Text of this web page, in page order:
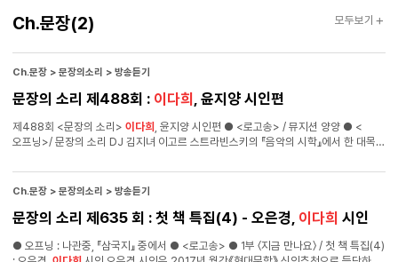
Ch.문장(2)
Ch.문장 > 문장의소리 > 방송듣기
문장의 소리 제488회 : 이다희 , 윤지양 시인편
제488회 <문장의 소리> 이다희 , 윤지양 시인편 ● <로고송> / 뮤지션 양양 ● <
오프닝>/ 문장의 소리 DJ 김지녀 이고르 스트라빈스키의 『음악의 시학』에서 한 대목
당선자 특집입니다. 488회에서는 시 부문 당선자이다희시인과 윤지양 시인을
초대했습니다.이다희 시인은 조선대학교 문예창작학과 대학원 석사과정을 수료
당선되었습니다. 윤지양 시인은 이화여자대학교 독어독문학과를 졸업했으며 2017년
DJ 김지녀 : 언제 신춘문예 당선 연락을 받으셨어요? A. 이다희 시인 : 그 때 집에서
Ch.문장 > 문장의소리 > 방송듣기
문장의 소리 제635 회 : 첫 책 특집(4) - 오은경, 이다희 시인
● 오프닝 : 나관중, 『삼국지』 중에서 ● <로고송> ● 1부 〈지금 만나요〉 / 첫 책 특집(4)
Ch.
모두보기